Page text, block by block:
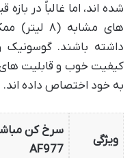
شده اند، اما غالباً در
های مشابه
داشته باشند. گوسونیک
کیفیت خوب و قابلیت های
به خود اختصاص داده اند.
ویژگی
AF977